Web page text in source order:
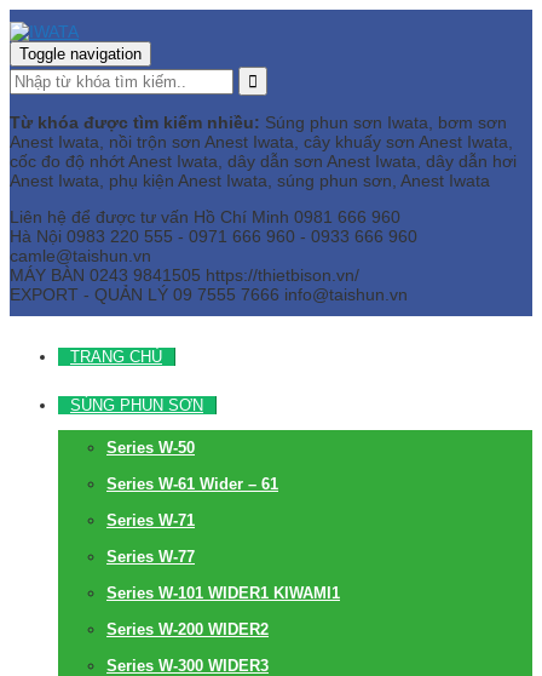
Toggle navigation
Từ khóa được tìm kiếm nhiều: Súng phun sơn Iwata, bơm sơn
Anest Iwata, nồi trộn sơn Anest Iwata, cây khuấy sơn Anest Iwata,
cốc đo độ nhớt Anest Iwata, dây dẫn sơn Anest Iwata, dây dẫn hơi
Anest Iwata, phụ kiện Anest Iwata, súng phun sơn, Anest Iwata
Liên hệ để được tư vấn Hồ Chí Minh 0981 666 960
Hà Nội 0983 220 555 - 0971 666 960 - 0933 666 960
camle@taishun.vn
MÁY BÀN 0243 9841505 https://thietbison.vn/
EXPORT - QUẢN LÝ 09 7555 7666 info@taishun.vn
TRANG CHỦ
SÚNG PHUN SƠN
Series W-50
Series W-61 Wider – 61
Series W-71
Series W-77
Series W-101 WIDER1 KIWAMI1
Series W-200 WIDER2
Series W-300 WIDER3